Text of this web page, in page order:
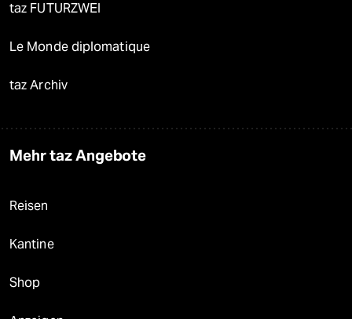
taz FUTURZWEI
Le Monde diplomatique
taz Archiv
Mehr taz Angebote
Reisen
Kantine
Shop